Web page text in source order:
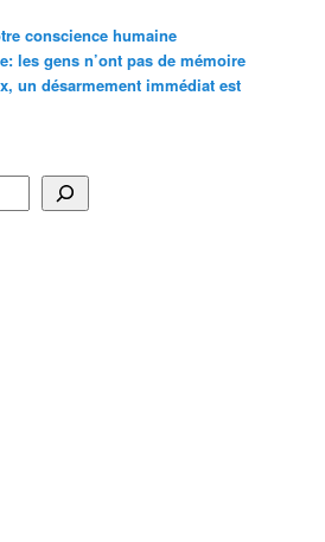
conscience humaine
les gens n’ont pas de mémoire
un désarmement immédiat est